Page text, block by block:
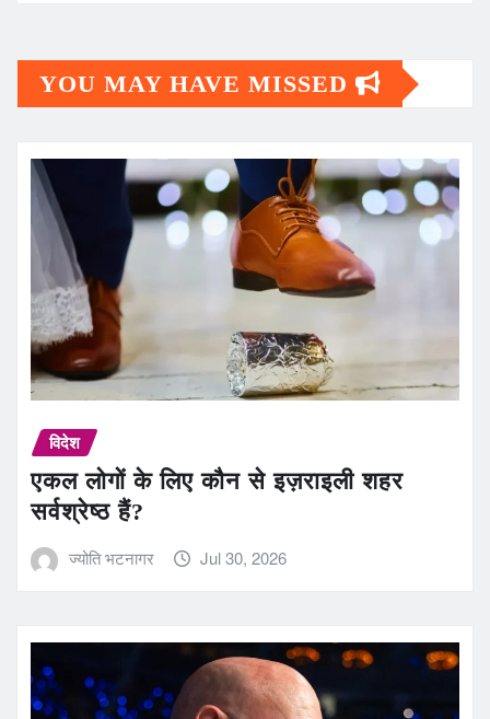
YOU MAY HAVE MISSED
विदेश
एकल लोगों के लिए कौन से इज़राइली शहर
सर्वश्रेष्ठ हैं?
ज्योति भटनागर Jul 30, 2026